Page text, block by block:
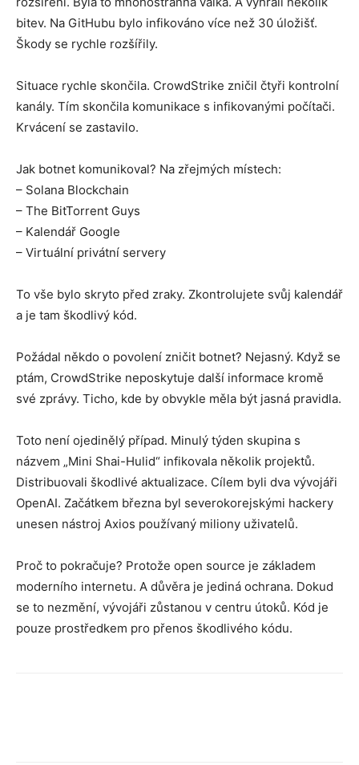
bitev. Na GitHubu bylo infikováno více než 30 úložišť.
Škody se rychle rozšířily.
Situace rychle skončila. CrowdStrike zničil čtyři kontrolní
kanály. Tím skončila komunikace s infikovanými počítači.
Krvácení se zastavilo.
Jak botnet komunikoval? Na zřejmých místech:
– Solana Blockchain
– The BitTorrent Guys
– Kalendář Google
– Virtuální privátní servery
To vše bylo skryto před zraky. Zkontrolujete svůj kalendář
a je tam škodlivý kód.
Požádal někdo o povolení zničit botnet? Nejasný. Když se
ptám, CrowdStrike neposkytuje další informace kromě
své zprávy. Ticho, kde by obvykle měla být jasná pravidla.
Toto není ojedinělý případ. Minulý týden skupina s
názvem „Mini Shai-Hulid“ infikovala několik projektů.
Distribuovali škodlivé aktualizace. Cílem byli dva vývojáři
OpenAI. Začátkem března byl severokorejskými hackery
unesen nástroj Axios používaný miliony uživatelů.
Proč to pokračuje? Protože open source je základem
moderního internetu. A důvěra je jediná ochrana. Dokud
se to nezmění, vývojáři zůstanou v centru útoků. Kód je
pouze prostředkem pro přenos škodlivého kódu.